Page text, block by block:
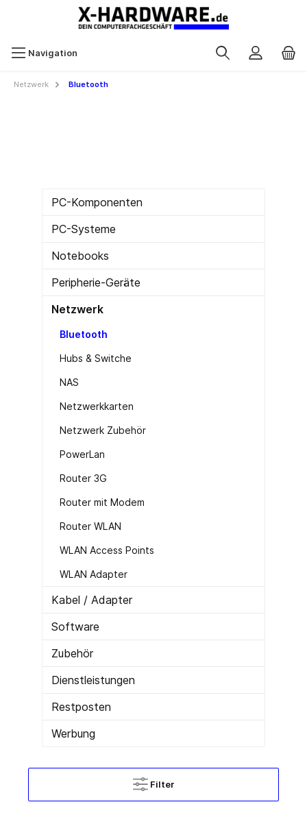
Navigation
Netzwerk Bluetooth
PC-Komponenten
PC-Systeme
Notebooks
Peripherie-Geräte
Netzwerk
Bluetooth
Hubs & Switche
NAS
Netzwerkkarten
Netzwerk Zubehör
PowerLan
Router 3G
Router mit Modem
Router WLAN
WLAN Access Points
WLAN Adapter
Kabel / Adapter
Software
Zubehör
Dienstleistungen
Restposten
Werbung
Filter